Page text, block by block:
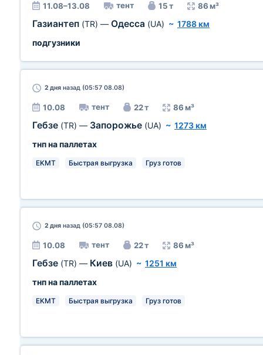
11.08–13.08 тент 15 т 86 м³
Газиантеп (TR) — Одесса (UA) ~ 1788 км
подгузники
2 дня назад (05:57 08.08)
10.08 тент 22 т 86 м³
Гебзе (TR) — Запорожье (UA) ~ 1273 км
тнп на паллетах
EKMT Быстрая выгрузка Груз готов
2 дня назад (05:57 08.08)
10.08 тент 22 т 86 м³
Гебзе (TR) — Киев (UA) ~ 1251 км
тнп на паллетах
EKMT Быстрая выгрузка Груз готов